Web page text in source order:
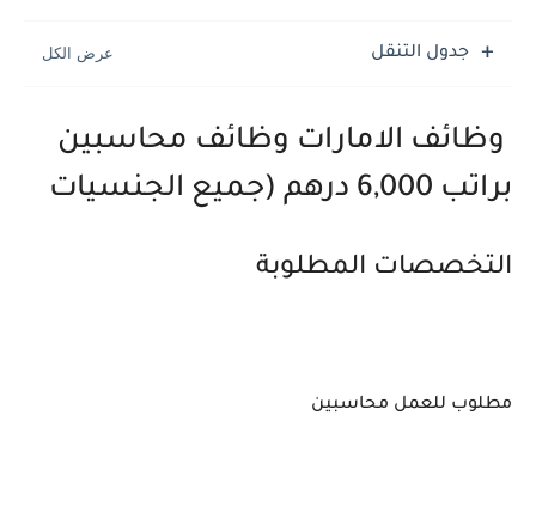
جدول التنقل
وظائف الامارات وظائف محاسبين
براتب 6,000 درهم (جميع الجنسيات
التخصصات المطلوبة
مطلوب للعمل محاسبين